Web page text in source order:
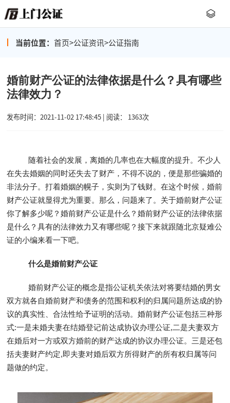
当前位置： 首页>公证资讯>公证指南
婚前财产公证的法律依据是什么？具有哪些
法律效力？
发布时间：2021-11-02 17:48:45 | 阅读： 1363次
随着社会的发展，离婚的几率也在大幅度的提升。不少人
在失去婚姻的同时还失去了财产，不得不说的，便是那些骗婚的
非法分子。打着婚姻的幌子，实则为了钱财。在这个时候，婚前
财产公证就显得尤为重要。那么，问题来了。关于婚前财产公证
你了解多少呢？婚前财产公证是什么？婚前财产公证的法律依据
是什么？具有的法律效力又有哪些呢？接下来就跟随北京疑难公
证的小编来看一下吧。
什么是婚前财产公证
婚前财产公证的概念是指公证机关依法对将要结婚的男女
双方就各自婚前财产和债务的范围和权利的归属问题所达成的协
议的真实性、合法性给予证明的活动。婚前财产公证包括三种形
式:一是未婚夫妻在结婚登记前达成协议办理公证,二是夫妻双方
在婚后对一方或双方婚前的财产达成的协议办理公证。三是还包
括夫妻财产约定,即夫妻对婚后双方所得财产的所有权归属等问
题做的约定。